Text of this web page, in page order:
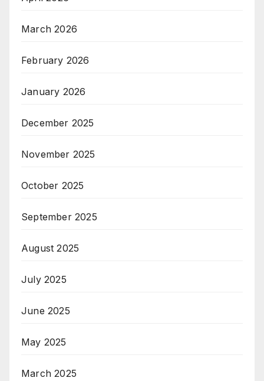
March 2026
February 2026
January 2026
December 2025
November 2025
October 2025
September 2025
August 2025
July 2025
June 2025
May 2025
March 2025